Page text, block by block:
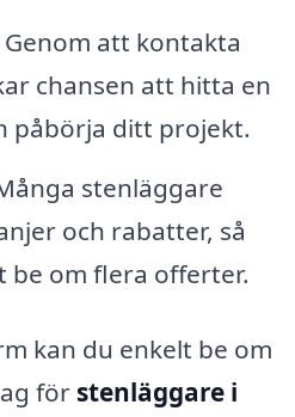
Genom att kontakta
chansen att hitta en
påbörja ditt projekt.
stenläggare
och rabatter, så
be om flera offerter.
kan du enkelt be om
för stenläggare i